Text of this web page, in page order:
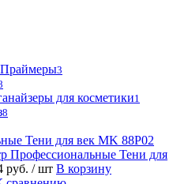
3
для косметики1
8
Профессиональные Тени для
руб. / шт В корзину